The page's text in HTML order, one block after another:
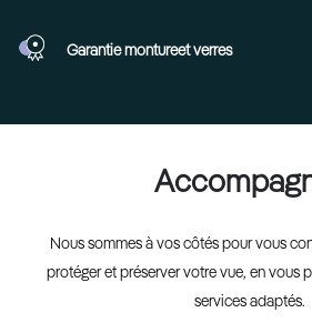
Garantie montureet verres
Nous sommes à vos côtés pour vous
protéger et préserver votre vue, en vous
services adaptés.